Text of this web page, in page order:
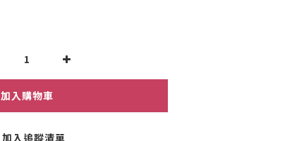
加入購物車
加入追蹤清單